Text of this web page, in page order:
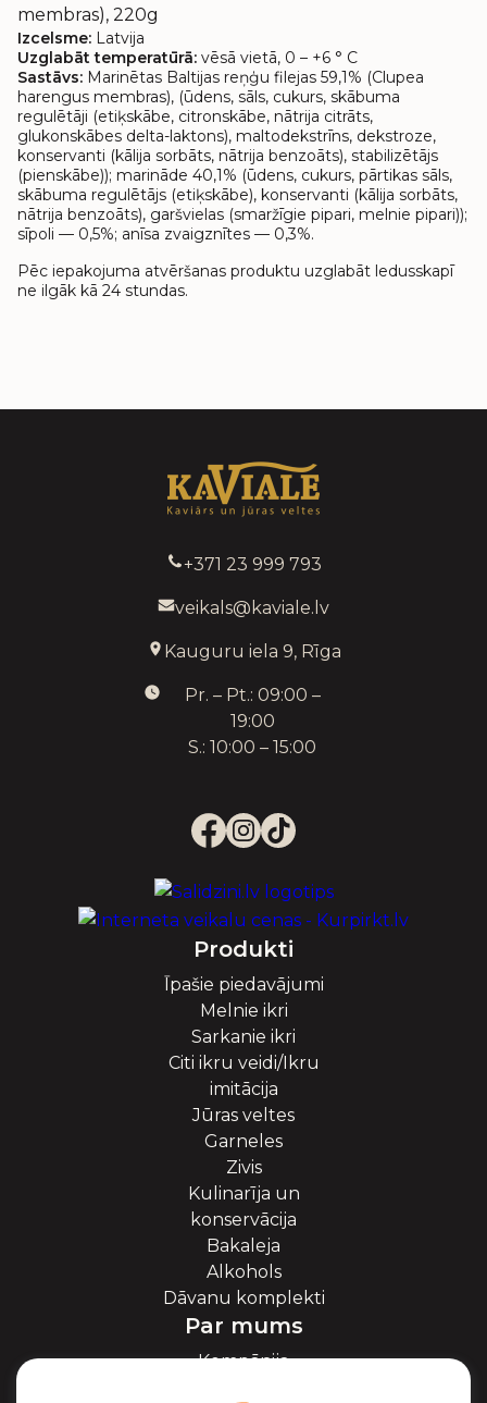
membras), 220g
Izcelsme: Latvija
Uzglabāt temperatūrā: vēsā vietā, 0 – +6 ° C
Sastāvs: Marinētas Baltijas reņģu filejas 59,1% (Clupea
harengus membras), (ūdens, sāls, cukurs, skābuma
regulētāji (etiķskābe, citronskābe, nātrija citrāts,
glukonskābes delta-laktons), maltodekstrīns, dekstroze,
konservanti (kālija sorbāts, nātrija benzoāts), stabilizētājs
(pienskābe)); marināde 40,1% (ūdens, cukurs, pārtikas sāls,
skābuma regulētājs (etiķskābe), konservanti (kālija sorbāts,
nātrija benzoāts), garšvielas (smaržīgie pipari, melnie pipari));
sīpoli — 0,5%; anīsa zvaigznītes — 0,3%.
Pēc iepakojuma atvēršanas produktu uzglabāt ledusskapī
ne ilgāk kā 24 stundas.
+371 23 999 793
veikals@kaviale.lv
Kauguru iela 9, Rīga
Pr. – Pt.: 09:00 –
19:00
S.: 10:00 – 15:00
Produkti
Īpašie piedavājumi
Melnie ikri
Sarkanie ikri
Citi ikru veidi/Ikru
imitācija
Jūras veltes
Garneles
Zivis
Kulinarīja un
konservācija
Bakaleja
Alkohols
Dāvanu komplekti
Par mums
Kompānija